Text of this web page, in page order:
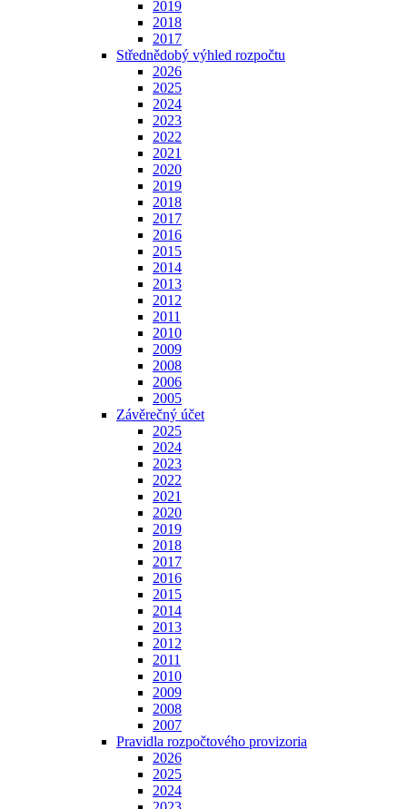
2019
2018
2017
Střednědobý výhled rozpočtu
2026
2025
2024
2023
2022
2021
2020
2019
2018
2017
2016
2015
2014
2013
2012
2011
2010
2009
2008
2006
2005
Závěrečný účet
2025
2024
2023
2022
2021
2020
2019
2018
2017
2016
2015
2014
2013
2012
2011
2010
2009
2008
2007
Pravidla rozpočtového provizoria
2026
2025
2024